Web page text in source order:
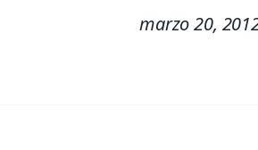
marzo 20,